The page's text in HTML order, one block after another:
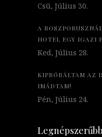
Csü, Július 30.
A
HOTEL EGY IGAZI
Ked, Július 28.
KIPRÓBÁLTAM AZ
IMÁDTAM!
Pén, Július 24.